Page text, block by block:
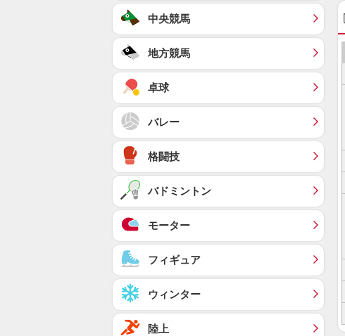
中央競馬
地方競馬
卓球
バレー
格闘技
バドミントン
モーター
フィギュア
ウィンター
陸上